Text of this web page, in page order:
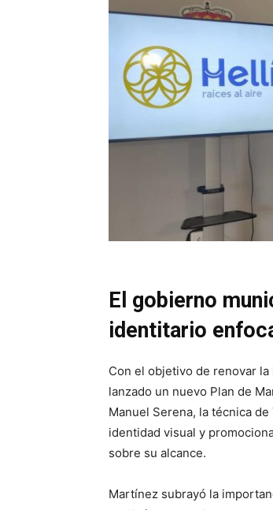
El gobierno
identitario
Con el objetivo de renovar
lanzado un nuevo Plan de
Manuel Serena, la técnica
identidad visual y
sobre su alcance.
Martínez subrayó la